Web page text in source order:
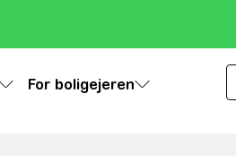
For boligejeren